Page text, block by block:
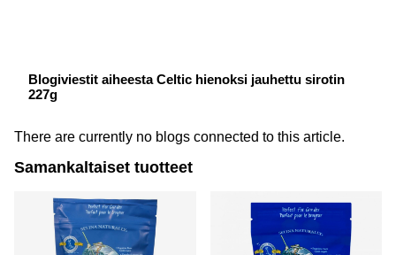
Blogiviestit aiheesta Celtic hienoksi jauhettu sirotin
227g
There are currently no blogs connected to this article.
Samankaltaiset tuotteet